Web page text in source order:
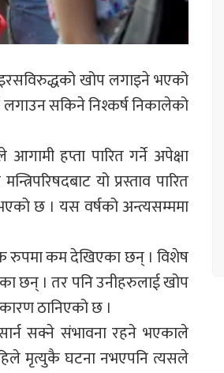
खोप लगाइने भएको
सकिने निश्कर्ष निकालेको
हप्ता पारित गर्ने अपेक्षा
यो प्रस्ताव पारित
छ । यस वर्षको अन्त्यसम्ममा
रुपमा कम देखिएका छन् । विशेष
छन् । तर पनि उनीहरुलाई खोप
ठानिएको छ ।
सक्ने संभावना रहने भएकाले
मृत्युकै घटना नभएपनि त्यसले